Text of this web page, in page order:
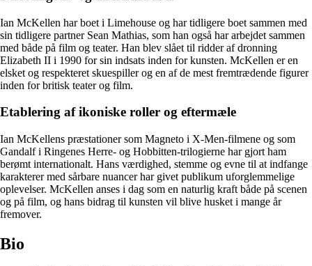
Ian McKellen har boet i Limehouse og har tidligere boet sammen med
sin tidligere partner Sean Mathias, som han også har arbejdet sammen
med både på film og teater. Han blev slået til ridder af dronning
Elizabeth II i 1990 for sin indsats inden for kunsten. McKellen er en
elsket og respekteret skuespiller og en af de mest fremtrædende figurer
inden for britisk teater og film.
Etablering af ikoniske roller og eftermæle
Ian McKellens præstationer som Magneto i X-Men-filmene og som
Gandalf i Ringenes Herre- og Hobbitten-trilogierne har gjort ham
berømt internationalt. Hans værdighed, stemme og evne til at indfange
karakterer med sårbare nuancer har givet publikum uforglemmelige
oplevelser. McKellen anses i dag som en naturlig kraft både på scenen
og på film, og hans bidrag til kunsten vil blive husket i mange år
fremover.
Bio